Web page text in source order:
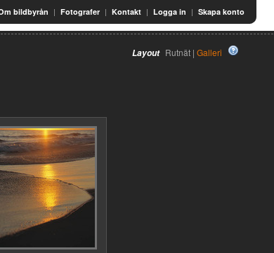
bildbyrån | Fotografer | Kontakt | Logga in | Skapa konto
Layout Rutnät | Galleri